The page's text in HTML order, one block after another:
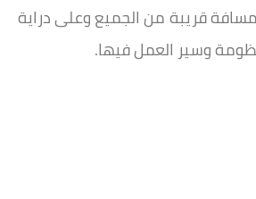
قريبة من الجميع وعلى دراية
وسير العمل فيها.